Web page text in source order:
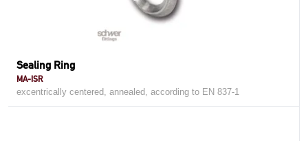
Sealing Ring
MA-ISR
excentrically centered, annealed, according to EN 837-1